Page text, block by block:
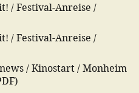
/ Festival-Anreise /
/ Festival-Anreise /
/ Kinostart / Monheim
)